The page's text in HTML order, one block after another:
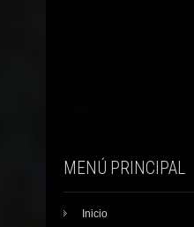
MENÚ PRINCIPAL
Inicio